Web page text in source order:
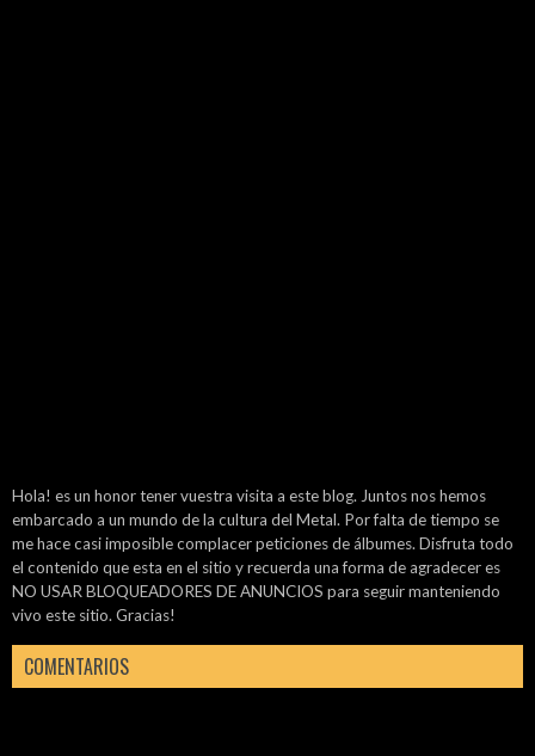
Hola! es un honor tener vuestra visita a este blog. Juntos nos hemos
embarcado a un mundo de la cultura del Metal. Por falta de tiempo se
me hace casi imposible complacer peticiones de álbumes. Disfruta todo
el contenido que esta en el sitio y recuerda una forma de agradecer es
NO USAR BLOQUEADORES DE ANUNCIOS para seguir manteniendo
vivo este sitio. Gracias!
COMENTARIOS